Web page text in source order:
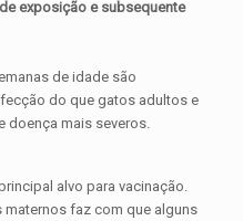
exposição e subsequente
de idade são
do que gatos adultos e
doença mais severos.
alvo para vacinação.
faz com que alguns